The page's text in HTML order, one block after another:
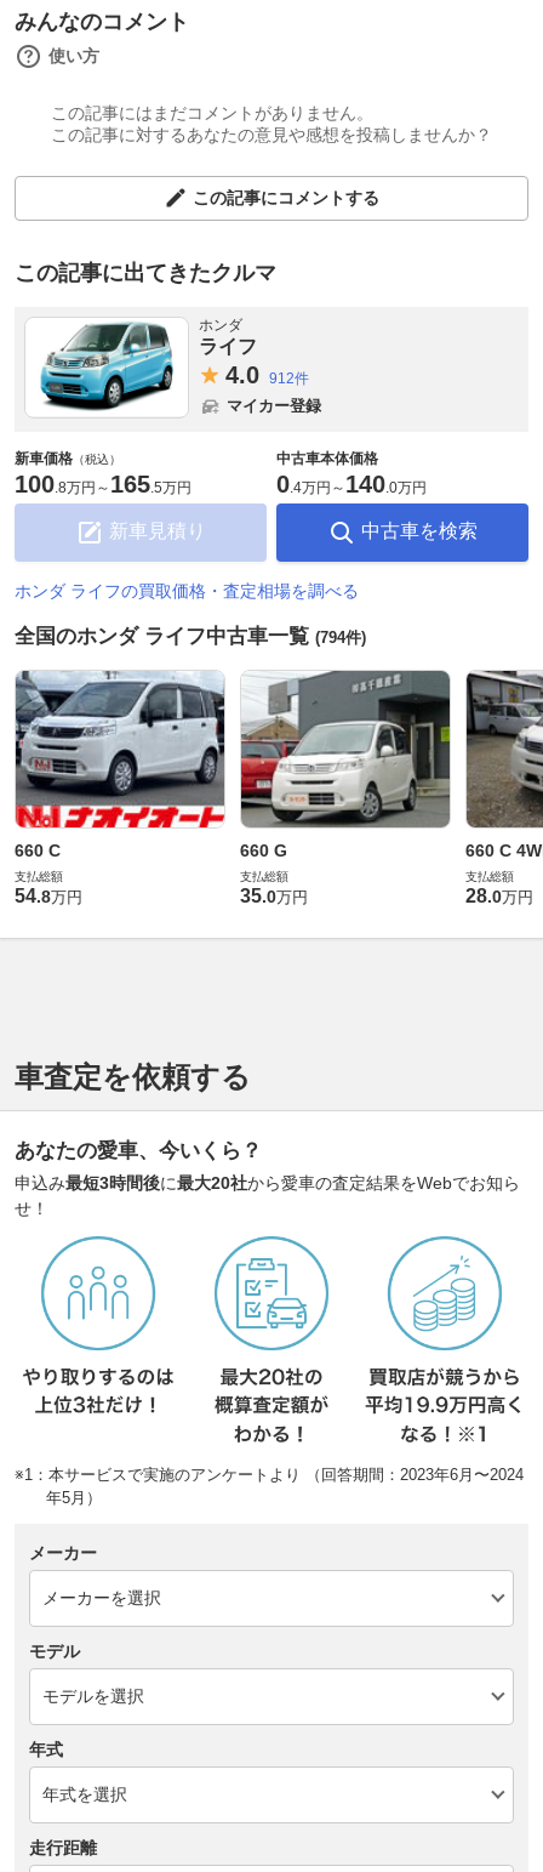
みんなのコメント
使い方
この記事にはまだコメントがありません。
この記事に対するあなたの意見や感想を投稿しませんか？
この記事にコメントする
この記事に出てきたクルマ
ホンダ
ライフ
4.0 912件
マイカー登録
新車価格 （税込）
100.8万円 ～ 165.5万円
新車見積り
中古車本体価格
0.4万円 ～ 140.0万円
中古車を検索
ホンダ ライフの買取価格・査定相場を調べる
全国のホンダ ライフ中古車一覧 (794件)
660 C
支払総額
54.8万円
660 G
支払総額
35.0万円
660 C
支払総額
28.0万円
車査定を依頼する
あなたの愛車、今いくら？
申込み最短3時間後に最大20社から愛車の査定結果をWebでお知ら
せ！
※1：本サービスで実施のアンケートより （回答期間：2023年6月〜2024
年5月）
メーカー
モデル
年式
走行距離